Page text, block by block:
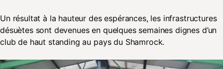
Un résultat à la hauteur des espérances, les infrastructures
désuètes sont devenues en quelques semaines dignes d’un
club de haut standing au pays du Shamrock.